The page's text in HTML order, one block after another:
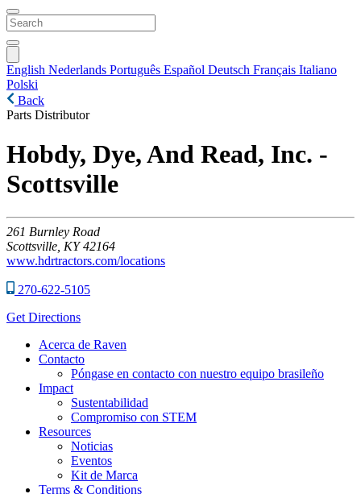
English Nederlands Português Español Deutsch Français Italiano
Polski
Back
Parts Distributor
Hobdy, Dye, And Read, Inc. -
Scottsville
261 Burnley Road
Scottsville, KY 42164
www.hdrtractors.com/locations
270-622-5105
Get Directions
Acerca de Raven
Contacto
Póngase en contacto con nuestro equipo brasileño
Impact
Sustentabilidad
Compromiso con STEM
Resources
Noticias
Eventos
Kit de Marca
Terms & Conditions